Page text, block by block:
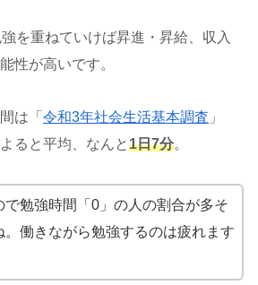
を重ねていけば昇進・昇給、収入
性が高いです。
は「 令和3年社会生活基本調査 」
ると平均、なんと1日7分。
で勉強時間「0」の人の割合が多そ
。働きながら勉強するのは疲れます